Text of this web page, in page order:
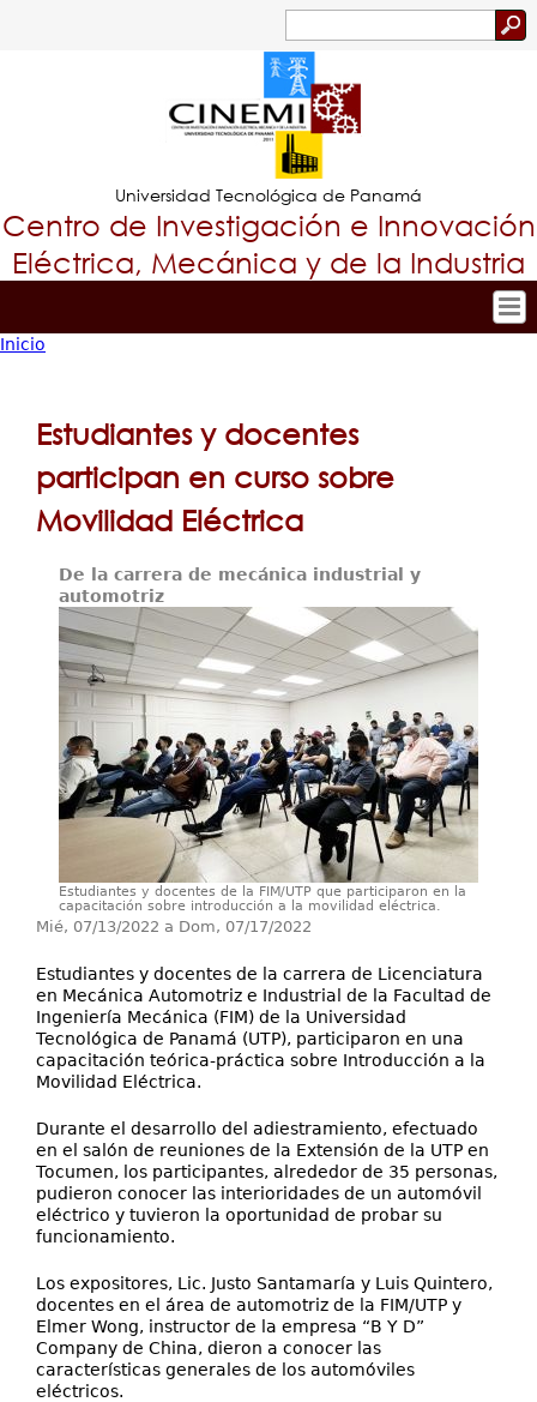
Jump to navigation
Formulario
de
búsqueda
Universidad Tecnológica de Panamá
Centro de Investigación e Innovación
Eléctrica, Mecánica y de la Industria
Tropical
Principal
Investigación y Desarrollo
Proyectos de Investigación
Producción Científica
Extensión
Eventos
Contáctenos
está
Inicio
Estudiantes y docentes
participan en curso sobre
Movilidad Eléctrica
De la carrera de mecánica industrial y
automotriz
Estudiantes y docentes de la FIM/UTP que participaron en la
capacitación sobre introducción a la movilidad eléctrica.
Mié, 07/13/2022 a Dom, 07/17/2022
Estudiantes y docentes de la carrera de Licenciatura
en Mecánica Automotriz e Industrial de la Facultad de
Ingeniería Mecánica (FIM) de la Universidad
Tecnológica de Panamá (UTP), participaron en una
capacitación teórica-práctica sobre Introducción a la
Movilidad Eléctrica.
Durante el desarrollo del adiestramiento, efectuado
en el salón de reuniones de la Extensión de la UTP en
Tocumen, los participantes, alrededor de 35 personas,
pudieron conocer las interioridades de un automóvil
eléctrico y tuvieron la oportunidad de probar su
funcionamiento.
Los expositores, Lic. Justo Santamaría y Luis Quintero,
docentes en el área de automotriz de la FIM/UTP y
Elmer Wong, instructor de la empresa “B Y D”
Company de China, dieron a conocer las
características generales de los automóviles
eléctricos.